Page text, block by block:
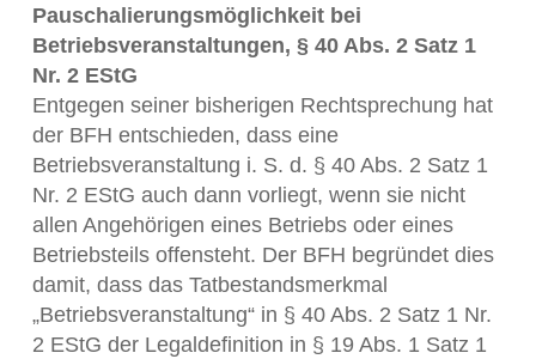
Pauschalierungsmöglichkeit bei
Betriebsveranstaltungen, § 40 Abs. 2 Satz 1
Nr. 2 EStG
Entgegen seiner bisherigen Rechtsprechung hat
der BFH entschieden, dass eine
Betriebsveranstaltung i. S. d. § 40 Abs. 2 Satz 1
Nr. 2 EStG auch dann vorliegt, wenn sie nicht
allen Angehörigen eines Betriebs oder eines
Betriebsteils offensteht. Der BFH begründet dies
damit, dass das Tatbestandsmerkmal
„Betriebsveranstaltung“ in § 40 Abs. 2 Satz 1 Nr.
2 EStG der Legaldefinition in § 19 Abs. 1 Satz 1